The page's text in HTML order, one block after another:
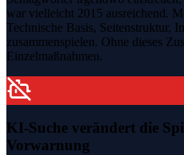
war vielleicht 2015 ausreichend.
Technische Basis, Seitenstruktur,
zusammenspielen. Ohne dieses
Einzelmaßnahmen.
KI-Suche verändert die
Vorwarnung